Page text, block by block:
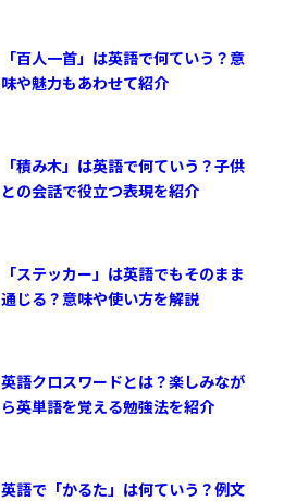
「百人一首」は英語で何ていう？意
味や魅力もあわせて紹介
「積み木」は英語で何ていう？子供
との会話で役立つ表現を紹介
「ステッカー」は英語でもそのまま
通じる？意味や使い方を解説
英語クロスワードとは？楽しみなが
ら英単語を覚える勉強法を紹介
英語で「かるた」は何ていう？例文